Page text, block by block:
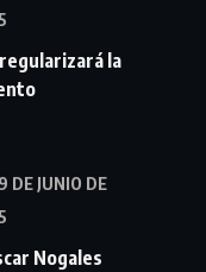
la
DE JUNIO DE
Nogales